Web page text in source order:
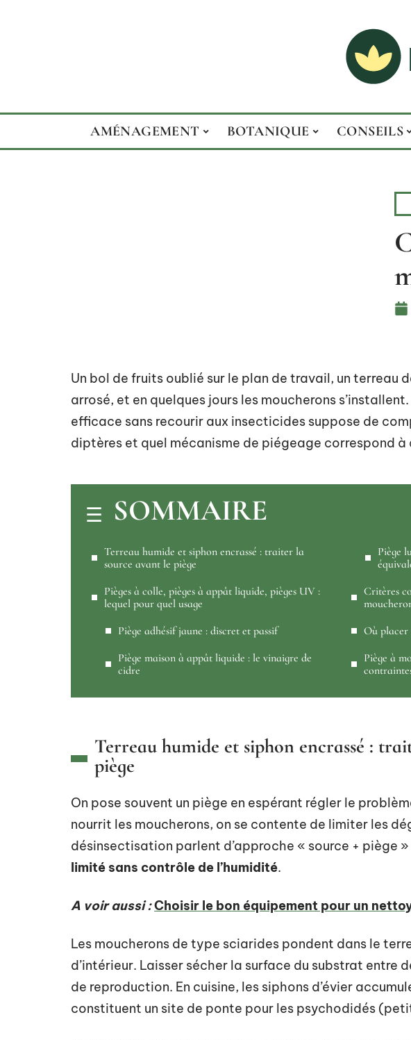
AMÉNAGEMENT BOTANIQUE CONSEILS
Un bol de fruits oublié sur le plan de travail, un terreau
arrosé, et en quelques jours les moucherons
efficace sans recourir aux insecticides suppose de
diptères et quel mécanisme de piégeage correspond
SOMMAIRE
Terreau humide et siphon encrassé : traiter la
source avant le piège
Pièges à colle, pièges à appât liquide, pièges UV :
lequel pour quel usage
Piège adhésif jaune : discret et passif
Piège maison à appât liquide : le vinaigre de
cidre
Piège
Critères
Où placer
Piège à
Terreau humide et siphon encrassé :
piège
On pose souvent un piège en espérant régler le
nourrit les moucherons, on se contente de limiter les
désinsectisation parlent d’approche « source + piège »
limité sans contrôle de l’humidité.
A voir aussi :Choisir le bon équipement pour un
Les moucherons de type sciarides pondent dans le
d’intérieur. Laisser sécher la surface du substrat entre
de reproduction. En cuisine, les siphons d’évier
constituent un site de ponte pour les psychodidés